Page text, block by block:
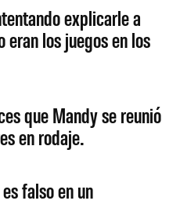
explicarle a
eran los juegos en los
que Mandy se reunió
en rodaje.
falso en un